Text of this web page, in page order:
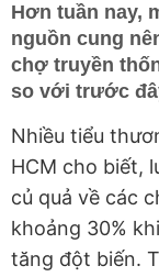
Hơn tuần nay,
nguồn cung
chợ truyền
so với trước
Nhiều tiểu
HCM cho biết,
củ quả về các
khoảng 30%
tăng đột biến.